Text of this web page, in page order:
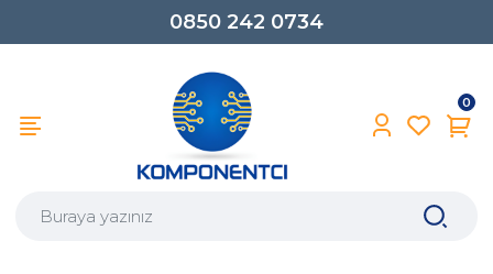
0850 242 0734
0